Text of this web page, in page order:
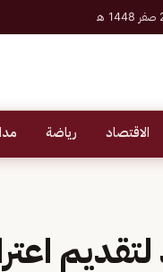
الاقتصاد رياضة